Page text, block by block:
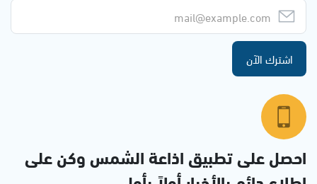
اشترك الآن
احصل على تطبيق اذاعة الشمس وكن على